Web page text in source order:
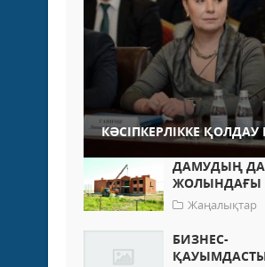
КӘСІПКЕРЛІККЕ ҚОЛДАУ
ДАМУДЫҢ
ЖОЛЫНДАҒЫ
Жаңалықтар
БИЗНЕС-